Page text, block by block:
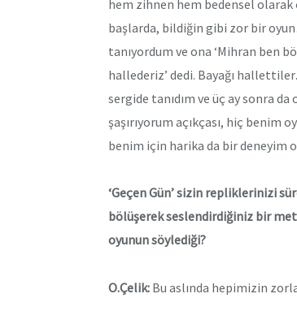
hem zihnen hem bedensel
başlarda, bildiğin gibi zor bir
tanıyordum ve ona ‘Mihran ben
hallederiz’ dedi. Bayağı
sergide tanıdım ve üç ay sonra
şaşırıyorum açıkçası, hiç benim
benim için harika da bir deneyim
‘Geçen Gün’ sizin repliklerinizi
bölüşerek seslendirdiğiniz bir
oyunun söylediği?
O.Çelik: Bu aslında hepimizin